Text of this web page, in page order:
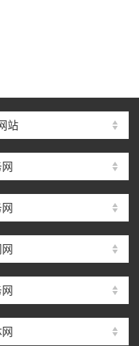
站